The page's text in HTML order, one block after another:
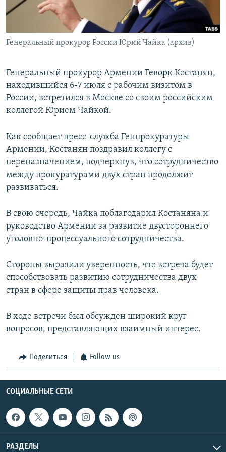
English
Все сайты Радио Азатутюн
Генеральный прокурор России Юрий Чайка (архив)
Генеральный прокурор Армении Геворк Костанян,
находившийся 6-7 июля с рабочим визитом в
России, встретился в Москве со своим российским
коллегой Юрием Чайкой.
Как сообщает пресс-служба Генпрокуратуры
Армении, Костанян поздравил коллегу с
переназначением, подчеркнув, что сотрудничество
между прокуратурами двух стран продолжит
развиваться.
В свою очередь, Чайка поблагодарил Костаняна и
руководство Армении за развитие двустороннего
уголовно-процессуального сотрудничества.
Стороны выразили уверенность, что встреча будет
способствовать развитию сотрудничества двух
стран в сфере защиты прав человека.
В ходе встречи был обсужден широкий круг
вопросов, представляющих взаимный интерес.
Поделиться Follow us
СОЦИАЛЬНЫЕ СЕТИ
РАЗДЕЛЫ